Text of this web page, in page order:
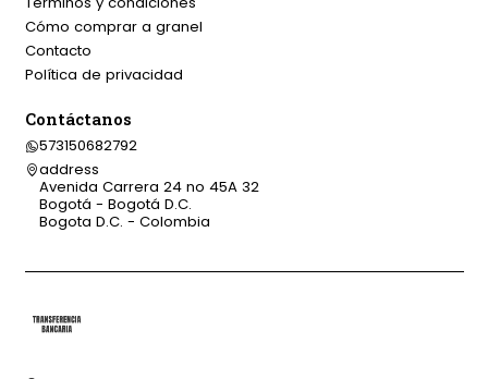
Cómo comprar a granel
Contacto
Política de privacidad
Contáctanos
573150682792
address
Avenida Carrera 24 no 45A 32
Bogotá - Bogotá D.C.
Bogota D.C. - Colombia